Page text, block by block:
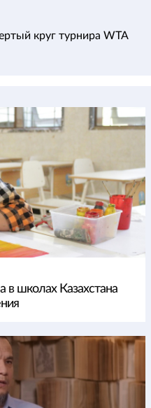
круг турнира WTA
школах Казахстана